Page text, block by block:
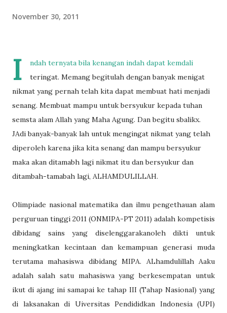
November 30, 2011
I
ndah ternyata bila kenangan indah dapat kemdali
teringat. Memang begitulah dengan banyak menigat
nikmat yang pernah telah kita dapat membuat hati menjadi
senang. Membuat mampu untuk bersyukur kepada tuhan
semsta alam Allah yang Maha Agung. Dan begitu sbalikx.
JAdi banyak-banyak lah untuk mengingat nikmat yang telah
diperoleh karena jika kita senang dan mampu bersyukur
maka akan ditamabh lagi nikmat itu dan bersyukur dan
ditambah-tamabah lagi, ALHAMDULILLAH.
Olimpiade nasional matematika dan ilmu pengethauan alam
perguruan tinggi 2011 (ONMIPA-PT 2011) adalah kompetisis
dibidang sains yang diselenggarakanoleh dikti untuk
meningkatkan kecintaan dan kemampuan generasi muda
terutama mahasiswa dibidang MIPA. ALhamdulillah Aaku
adalah salah satu mahasiswa yang berkesempatan untuk
ikut di ajang ini samapai ke tahap III (Tahap Nasional) yang
di laksanakan di Uiversitas Pendididkan Indonesia (UPI)